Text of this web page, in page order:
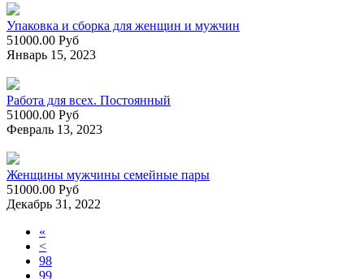
Упаковка и сборка для женщин и мужчин
51000.00 Руб
Январь 15, 2023
Работа для всех. Постоянный
51000.00 Руб
Февраль 13, 2023
Женщины мужчины семейные пары
51000.00 Руб
Декабрь 31, 2022
«
<
98
99